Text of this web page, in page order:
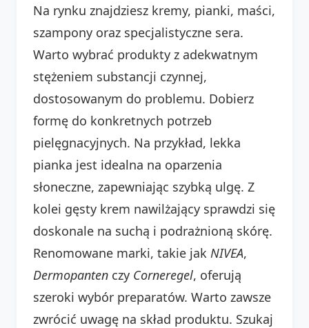
Na rynku znajdziesz kremy, pianki, maści,
szampony oraz specjalistyczne sera.
Warto wybrać produkty z adekwatnym
stężeniem substancji czynnej,
dostosowanym do problemu. Dobierz
formę do konkretnych potrzeb
pielęgnacyjnych. Na przykład, lekka
pianka jest idealna na oparzenia
słoneczne, zapewniając szybką ulgę. Z
kolei gęsty krem nawilżający sprawdzi się
doskonale na suchą i podrażnioną skórę.
Renomowane marki, takie jak NIVEA,
Dermopanten czy Corneregel, oferują
szeroki wybór preparatów. Warto zawsze
zwrócić uwagę na skład produktu. Szukaj